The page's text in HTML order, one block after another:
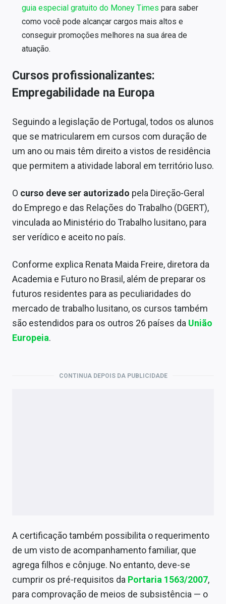
guia especial gratuito do Money Timespara saber
como você pode alcançar cargos mais altos e
conseguir promoções melhores na sua área de
atuação.
Cursos profissionalizantes:
Empregabilidade na Europa
Seguindo a legislação de Portugal, todos os alunos
que se matricularem em cursos com duração de
um ano ou mais têm direito a vistos de residência
que permitem a atividade laboral em território luso.
O curso deve ser autorizado pela Direção-Geral
do Emprego e das Relações do Trabalho (DGERT),
vinculada ao Ministério do Trabalho lusitano, para
ser verídico e aceito no país.
Conforme explica Renata Maida Freire, diretora da
Academia e Futuro no Brasil, além de preparar os
futuros residentes para as peculiaridades do
mercado de trabalho lusitano, os cursos também
são estendidos para os outros 26 países da União
Europeia.
CONTINUA DEPOIS DA PUBLICIDADE
A certificação também possibilita o requerimento
de um visto de acompanhamento familiar, que
agrega filhos e cônjuge. No entanto, deve-se
cumprir os pré-requisitos da Portaria 1563/2007,
para comprovação de meios de subsistência — o